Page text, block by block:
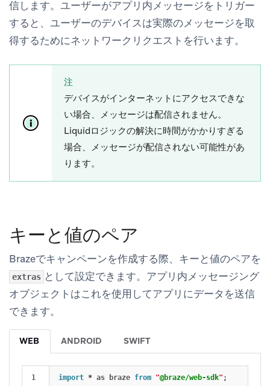
信します。ユーザーがアプリ内メッセージをトリガー
すると、ユーザーのデバイスは実際のメッセージを取
得するためにネットワークリクエストを行います。
注
デバイスがインターネットにアクセスできな
い場合、メッセージは配信されません。
Liquidロジックの解決に時間がかかりすぎる
場合、メッセージが配信されない可能性があ
ります。
キーと値のペア
Brazeでキャンペーンを作成する際、キーと値のペアを
extras として設定できます。アプリ内メッセージング
オブジェクトはこれを使用してアプリにデータを送信
できます。
WEB ANDROID SWIFT
1
import * as braze from "@braze/web-sdk" ;